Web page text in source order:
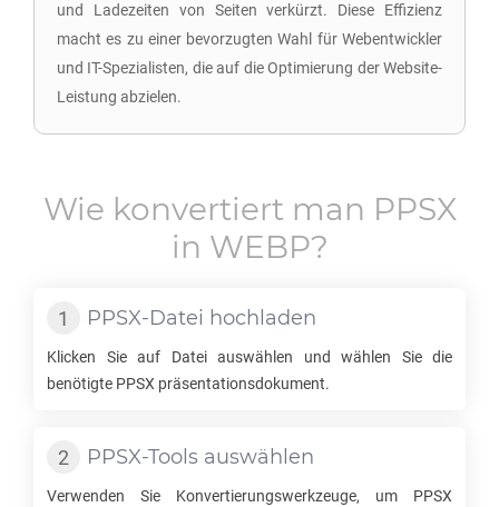
und Ladezeiten von Seiten verkürzt. Diese Effizienz
macht es zu einer bevorzugten Wahl für Webentwickler
und IT-Spezialisten, die auf die Optimierung der Website-
Leistung abzielen.
Wie konvertiert man PPSX
in WEBP?
PPSX-Datei hochladen
Klicken Sie auf Datei auswählen und wählen Sie die
benötigte PPSX präsentationsdokument.
PPSX-Tools auswählen
Verwenden Sie Konvertierungswerkzeuge, um PPSX